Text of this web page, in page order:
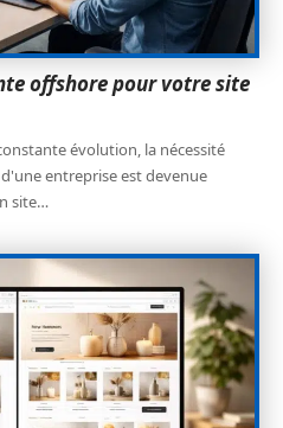
offshore pour votre site
évolution, la nécessité
entreprise est devenue
site…